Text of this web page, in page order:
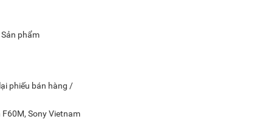
phẩm
phiếu bán hàng /
F60M, Sony Vietnam